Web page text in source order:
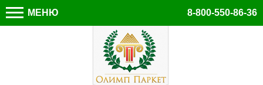
МЕНЮ 8-800-550-86-36